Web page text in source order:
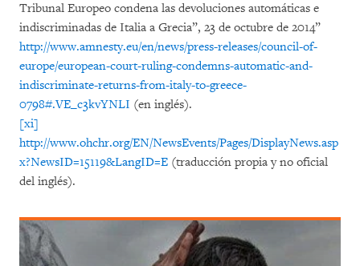
Tribunal Europeo condena las devoluciones automáticas e
indiscriminadas de Italia a Grecia”, 23 de octubre de 2014”
http://www.amnesty.eu/en/news/press-releases/council-of-
europe/european-court-ruling-condemns-automatic-and-
indiscriminate-returns-from-italy-to-greece-
0798#.VE_c3kvYNLI (en inglés).
[xi]
http://www.ohchr.org/EN/NewsEvents/Pages/DisplayNews.asp
x?NewsID=15119&LangID=E (traducción propia y no oficial
del inglés).